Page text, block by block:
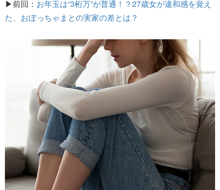
▶前回： お年玉は“3桁万”が普通！？27歳女が違和感を覚え
た、おぼっちゃまとの実家の差とは？